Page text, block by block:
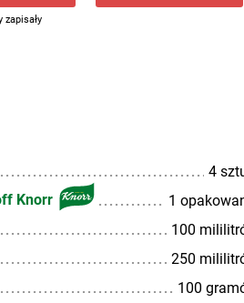
zapisały
4
Knorr
1
100
250
100